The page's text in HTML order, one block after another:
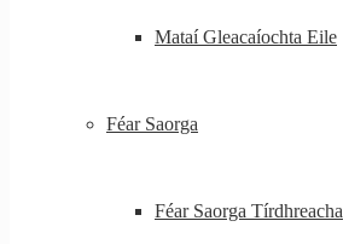
Mataí Gleacaíochta Eile
Féar Saorga
Féar Saorga Tírdhreacha